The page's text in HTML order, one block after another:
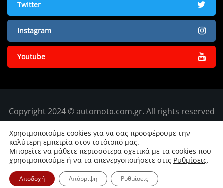
Twitter
Instagram
Youtube
Copyright 2024 © automoto.com.gr. All rights reserved
Χρησιμοποιούμε cookies για να σας προσφέρουμε την
καλύτερη εμπειρία στον ιστότοπό μας.
Μπορείτε να μάθετε περισσότερα σχετικά με τα cookies που
χρησιμοποιούμε ή να τα απενεργοποιήσετε στις Ρυθμίσεις.
Αποδοχή Απόρριψη Ρυθμίσεις